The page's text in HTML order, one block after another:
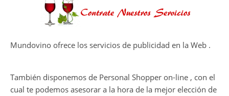
Mundovino ofrece los servicios de publicidad en la Web .
También disponemos de Personal Shopper on-line , con el
cual te podemos asesorar a la hora de la mejor elección de